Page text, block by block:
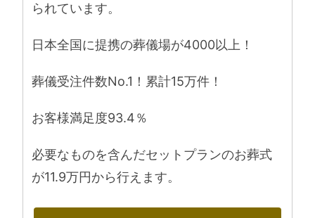
られています。
日本全国に提携の葬儀場が4000以上！
葬儀受注件数No.1！累計15万件！
お客様満足度93.4％
必要なものを含んだセットプランのお葬式
が11.9万円から行えます。